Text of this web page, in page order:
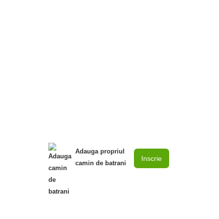
Adauga propriul
camin de batrani
Inscrie